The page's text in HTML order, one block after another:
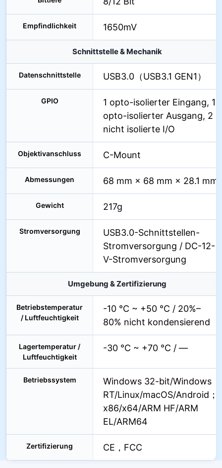
Empfindlichkeit 1650mV
Schnittstelle & Mechanik
Datenschnittstelle USB3.0（USB3.1 GEN1）
GPIO
1 opto-isolierter Eingang, 1
opto-isolierter Ausgang, 2
nicht isolierte I/O
Objektivanschluss C-Mount
Abmessungen 68 mm × 68 mm × 28.1 mm
Gewicht 217g
Stromversorgung
USB3.0-Schnittstellen-
Stromversorgung / DC-12-
V-Stromversorgung
Umgebung & Zertifizierung
Betriebstemperatur
/ Luftfeuchtigkeit
-10 °C ~ +50 °C / 20%–
80% nicht kondensierend
Lagertemperatur /
Luftfeuchtigkeit
-30 °C ~ +70 °C / —
Betriebssystem
Windows 32-bit/Windows
RT/Linux/macOS/Android；
x86/x64/ARM HF/ARM
EL/ARM64
Zertifizierung CE，FCC